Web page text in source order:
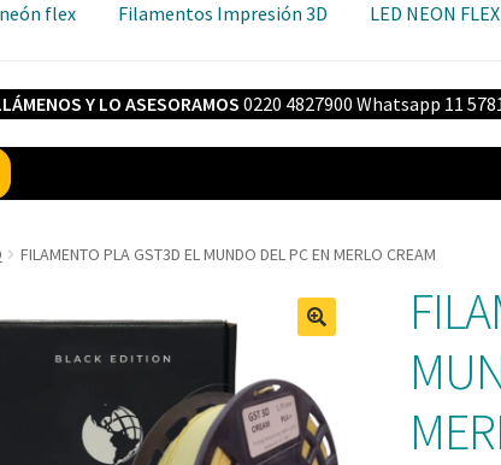
flex Filamentos Impresión 3D LED NEON FLEX
Y LO ASESORAMOS 0220 4827900 Whatsapp 11
FILAMENTO PLA GST3D EL MUNDO DEL PC EN MERLO CREAM